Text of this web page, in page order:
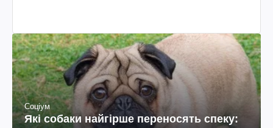
Соціум
Які собаки найгірше переносять спеку: